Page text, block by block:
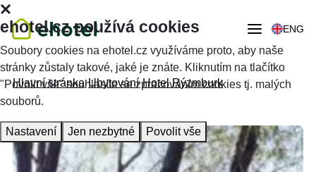
ENG
Hlavní stránka Ubytování Hotel Rýzmburk
ehotel.cz používá cookies
Soubory cookies na ehotel.cz využíváme proto, aby naše
stránky zůstaly takové, jaké je znáte. Kliknutím na tlačítko
"Povolit vše" souhlasíte se zpracováním cookies tj. malých
souborů.
Nastavení Jen nezbytné Povolit vše